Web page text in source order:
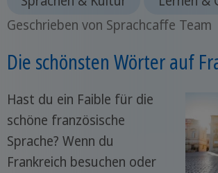
Geschrieben von Sprachcaffe Team
Die schönsten Wörter auf
Hast du ein Faible für die
schöne französische
Sprache? Wenn du
Frankreich besuchen oder